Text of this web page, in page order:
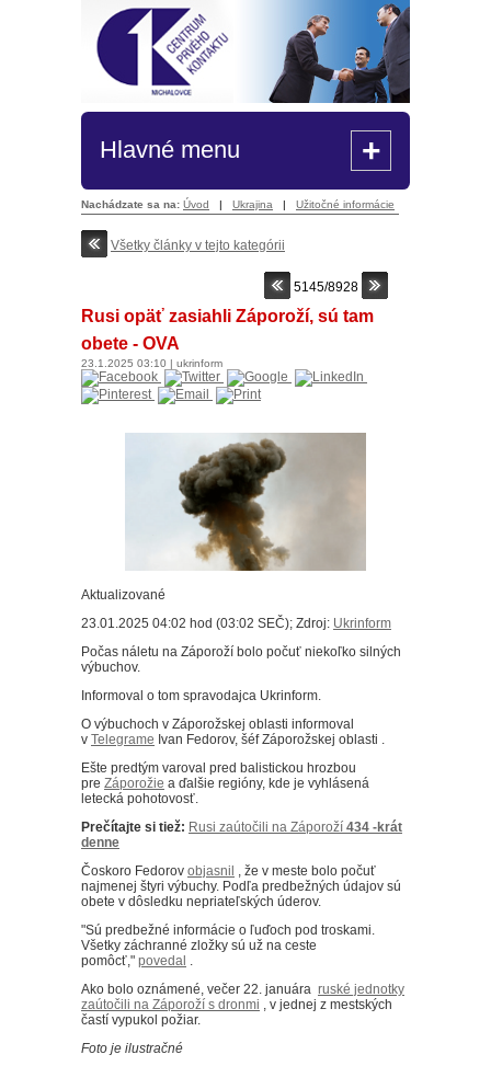
Hlavné menu +
Nachádzate sa na: Úvod | Ukrajina | Užitočné informácie
Všetky články v tejto kategórii
5145/8928
Rusi opäť zasiahli Záporoží, sú tam
obete - OVA
23.1.2025 03:10 | ukrinform
Aktualizované
23.01.2025 04:02 hod (03:02 SEČ); Zdroj: Ukrinform
Počas náletu na Záporoží bolo počuť niekoľko silných
výbuchov.
Informoval o tom spravodajca Ukrinform.
O výbuchoch v Záporožskej oblasti informoval
v Telegrame Ivan Fedorov, šéf Záporožskej oblasti .
Ešte predtým varoval pred balistickou hrozbou
pre Záporožie a ďalšie regióny, kde je vyhlásená
letecká pohotovosť.
Prečítajte si tiež: Rusi zaútočili na Záporoží 434 -krát
denne
Čoskoro Fedorov objasnil , že v meste bolo počuť
najmenej štyri výbuchy. Podľa predbežných údajov sú
obete v dôsledku nepriateľských úderov.
"Sú predbežné informácie o ľuďoch pod troskami.
Všetky záchranné zložky sú už na ceste
pomôcť," povedal
Ako bolo oznámené, večer 22. januára ruské jednotky
zaútočili na Záporoží s dronmi , v jednej z mestských
častí vypukol požiar.
Foto je ilustračné